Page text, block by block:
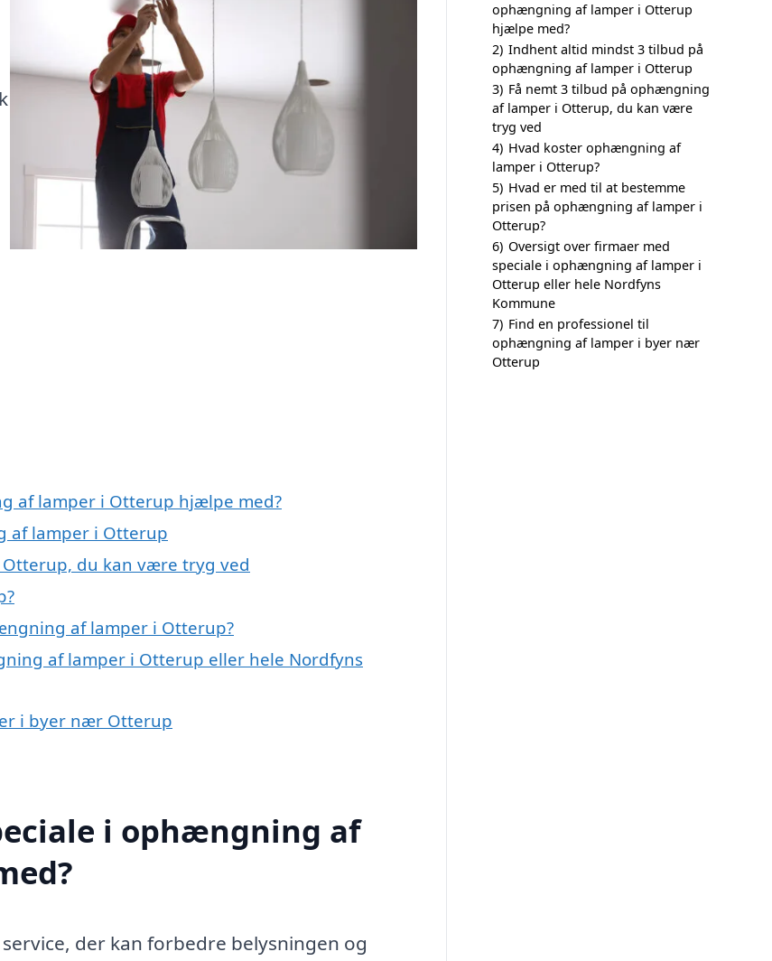
af lamper i Otterup hjælpe med?
af lamper i Otterup
du kan være tryg ved
af lamper i Otterup?
af lamper i Otterup eller hele Nordfyns
i byer nær Otterup
i ophængning af
der kan forbedre belysningen og
ophængning af lamper i Otterup
hjælpe med?
2) Indhent altid mindst 3 tilbud på
ophængning af lamper i Otterup
3) Få nemt 3 tilbud på ophængning
af lamper i Otterup, du kan være
tryg ved
4) Hvad koster ophængning af
lamper i Otterup?
5) Hvad er med til at bestemme
prisen på ophængning af lamper i
Otterup?
6) Oversigt over firmaer med
speciale i ophængning af lamper i
Otterup eller hele Nordfyns
Kommune
7) Find en professionel til
ophængning af lamper i byer nær
Otterup